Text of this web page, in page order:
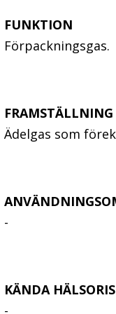
FUNKTION
Förpackningsgas.
FRAMSTÄLLNING
Ädelgas som
-
KÄNDA